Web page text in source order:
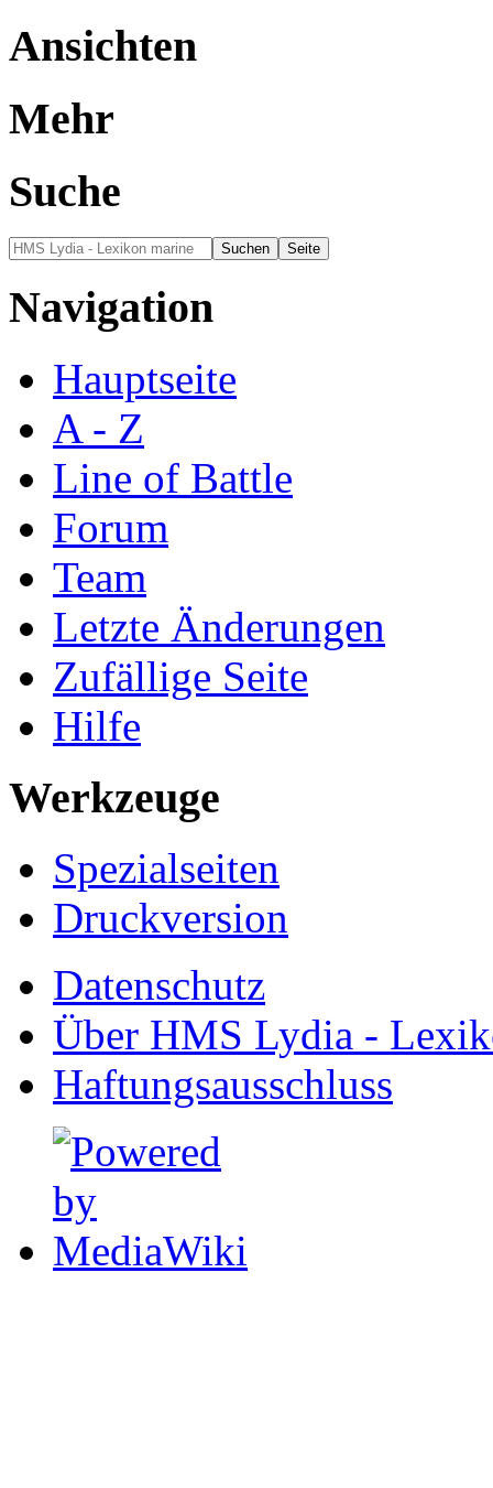
Ansichten
Mehr
Suche
Navigation
Hauptseite
A - Z
Line of Battle
Forum
Team
Letzte Änderungen
Zufällige Seite
Hilfe
Werkzeuge
Spezialseiten
Druckversion
Datenschutz
Über HMS Lydia -
Haftungsausschluss